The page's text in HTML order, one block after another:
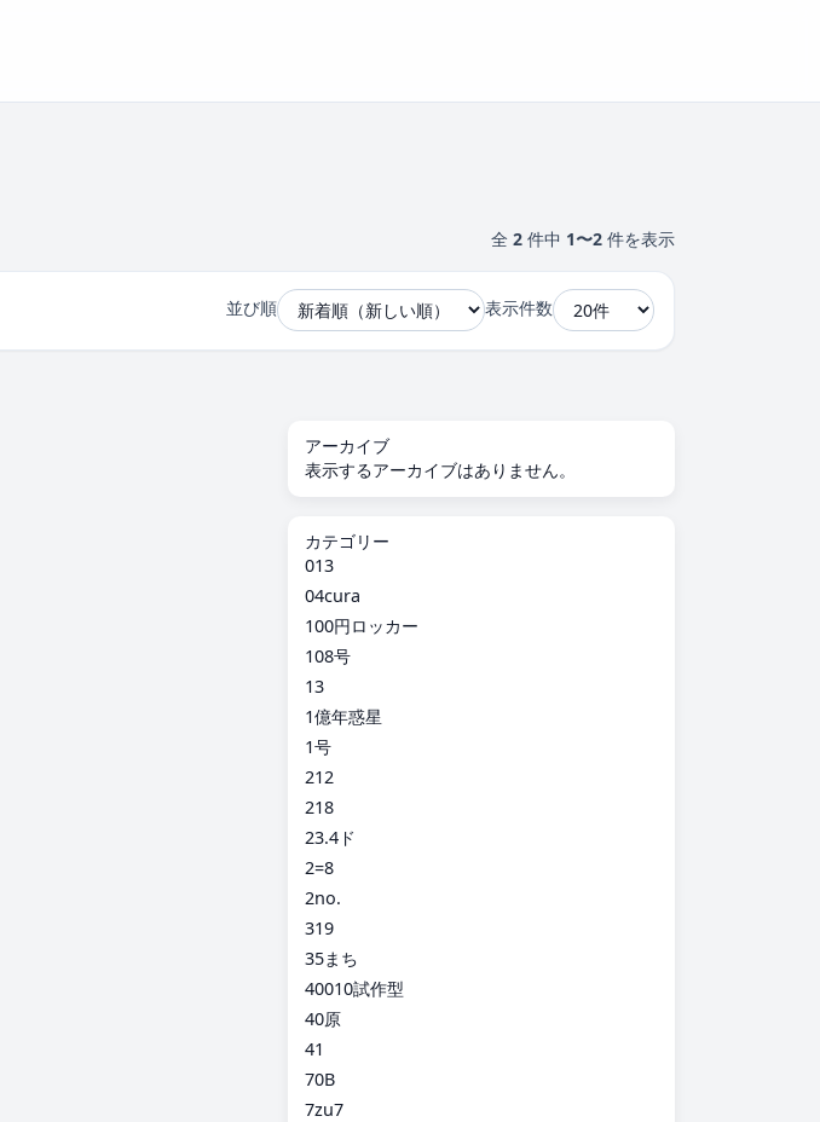
全 2 件中 1〜2 件を表示
並び順 表示件数
アーカイブ
表示するアーカイブはありません。
カテゴリー
013
04cura
100円ロッカー
108号
13
1億年惑星
1号
212
218
23.4ド
2=8
2no.
319
35まち
40010試作型
40原
41
70B
7zu7